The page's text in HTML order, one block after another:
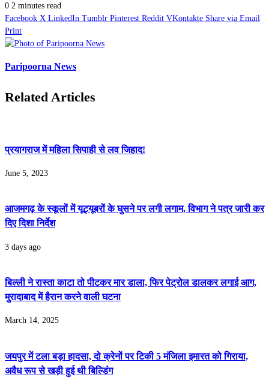
0 2 minutes read
Facebook X LinkedIn Tumblr Pinterest Reddit VKontakte Share via Email
Print
Paripoorna News
Related Articles
प्रयागराज में महिला सिपाही से लव जिहाद!
June 5, 2023
आजमगढ़ के स्‍कूलों में यूट्यूबरों के घुसने पर लगी लगाम, व‍िभाग ने पत्र जारी कर
दि‍ए द‍िशा न‍िर्देश
3 days ago
बिल्ली ने रास्ता काटा तो पीटकर मार डाला, फिर पेट्रोल डालकर लगाई आग,
मुरादाबाद में हैरान करने वाली घटना
March 14, 2025
जयपुर में टला बड़ा हादसा, दो क्रेनों पर टिकी 5 मंजिला इमारत को गिराया,
अवैध रूप से खड़ी हुई थी बिल्डिंग